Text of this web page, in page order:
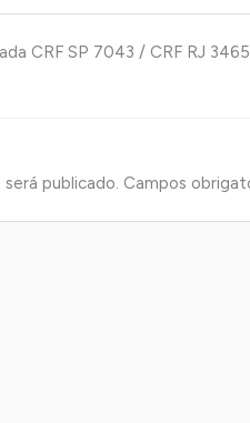
CRF SP 7043 / CRF RJ
publicado. Campos